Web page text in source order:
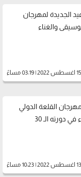
الجديدة لمهرجان
والغناء
15 اغسطس 2022 | 03:19 مساءً
القلعة الدولي
دورته الـ 30
13 اغسطس 2022 | 10:23 مساءً